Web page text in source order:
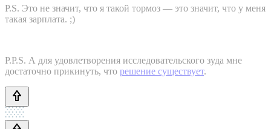
P.S. Это не значит, что я такой тормоз — это значит, что у меня
такая зарплата. ;)
P.P.S. А для удовлетворения исследовательского зуда мне
достаточно прикинуть, что решение существует.